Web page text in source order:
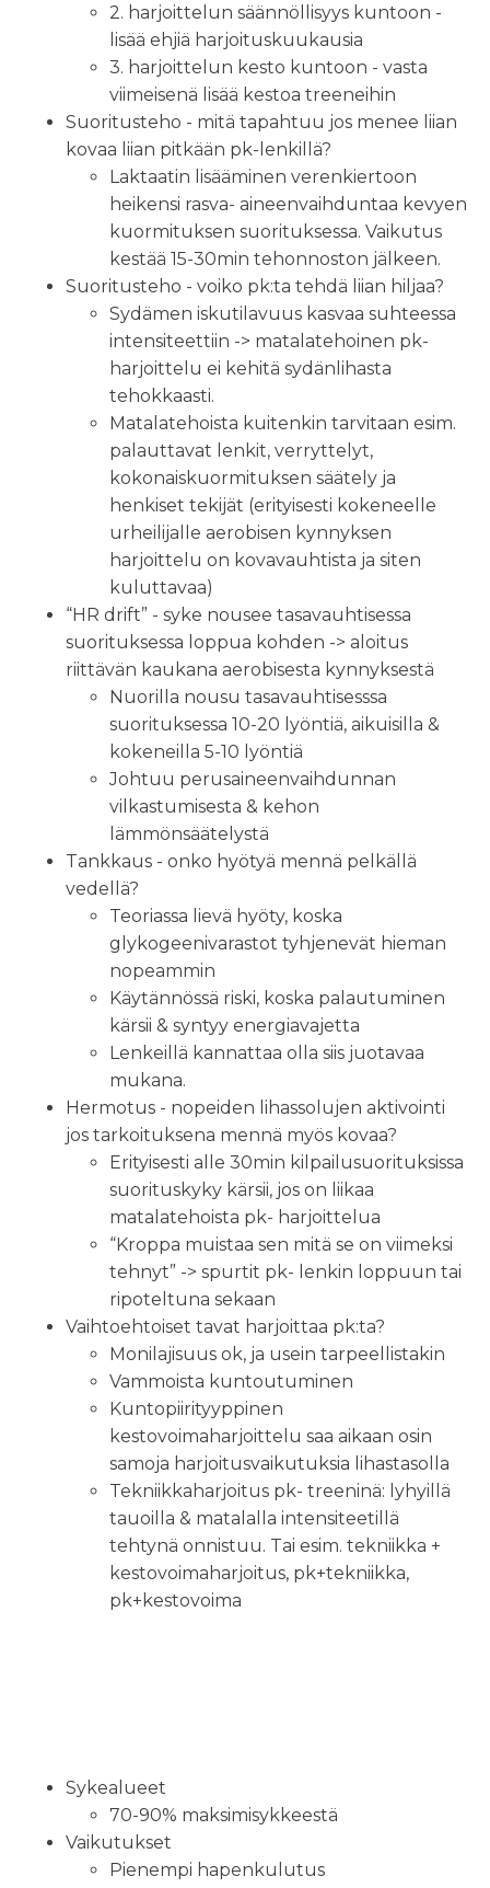
2. harjoittelun säännöllisyys kuntoon -
lisää ehjiä harjoituskuukausia
3. harjoittelun kesto kuntoon - vasta
viimeisenä lisää kestoa treeneihin
Suoritusteho - mitä tapahtuu jos menee liian
kovaa liian pitkään pk-lenkillä?
Laktaatin lisääminen verenkiertoon
heikensi rasva- aineenvaihduntaa kevyen
kuormituksen suorituksessa. Vaikutus
kestää 15-30min tehonnoston jälkeen.
Suoritusteho - voiko pk:ta tehdä liian hiljaa?
Sydämen iskutilavuus kasvaa suhteessa
intensiteettiin -> matalatehoinen pk-
harjoittelu ei kehitä sydänlihasta
tehokkaasti.
Matalatehoista kuitenkin tarvitaan esim.
palauttavat lenkit, verryttelyt,
kokonaiskuormituksen säätely ja
henkiset tekijät (erityisesti kokeneelle
urheilijalle aerobisen kynnyksen
harjoittelu on kovavauhtista ja siten
kuluttavaa)
“HR drift” - syke nousee tasavauhtisessa
suorituksessa loppua kohden -> aloitus
riittävän kaukana aerobisesta kynnyksestä
Nuorilla nousu tasavauhtisesssa
suorituksessa 10-20 lyöntiä, aikuisilla &
kokeneilla 5-10 lyöntiä
Johtuu perusaineenvaihdunnan
vilkastumisesta & kehon
lämmönsäätelystä
Tankkaus - onko hyötyä mennä pelkällä
vedellä?
Teoriassa lievä hyöty, koska
glykogeenivarastot tyhjenevät hieman
nopeammin
Käytännössä riski, koska palautuminen
kärsii & syntyy energiavajetta
Lenkeillä kannattaa olla siis juotavaa
mukana.
Hermotus - nopeiden lihassolujen aktivointi
jos tarkoituksena mennä myös kovaa?
Erityisesti alle 30min kilpailusuorituksissa
suorituskyky kärsii, jos on liikaa
matalatehoista pk- harjoittelua
“Kroppa muistaa sen mitä se on viimeksi
tehnyt” -> spurtit pk- lenkin loppuun tai
ripoteltuna sekaan
Vaihtoehtoiset tavat harjoittaa pk:ta?
Monilajisuus ok, ja usein tarpeellistakin
Vammoista kuntoutuminen
Kuntopiirityyppinen
kestovoimaharjoittelu saa aikaan osin
samoja harjoitusvaikutuksia lihastasolla
Tekniikkaharjoitus pk- treeninä: lyhyillä
tauoilla & matalalla intensiteetillä
tehtynä onnistuu. Tai esim. tekniikka +
kestovoimaharjoitus, pk+tekniikka,
pk+kestovoima
Sykealueet
70-90% maksimisykkeestä
Vaikutukset
Pienempi hapenkulutus